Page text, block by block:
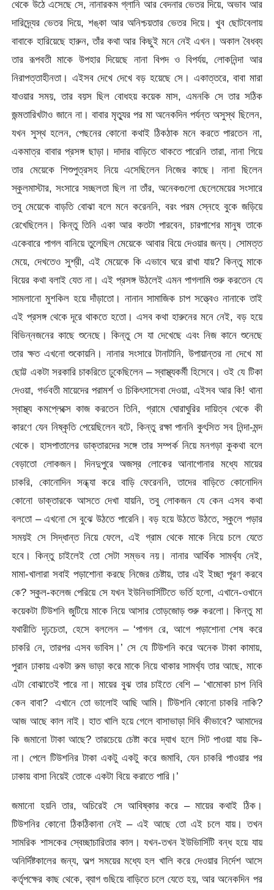
থেকে উঠে এসেছে সে, নানারকম গ্লানি আর বেদনার ভেতর দিয়ে, অভাব আর
দারিদ্রে্যর ভেতর দিয়ে, শঙ্কা আর অনিশ্চয়তার ভেতর দিয়ে। খুব ছোটবেলায়
বাবাকে হারিয়েছে হারুন, তাঁর কথা আর কিছুই মনে নেই এখন। অকাল বৈধব্য
তার রূপবতী মাকে উপহার দিয়েছে নানা বিপদ ও বিপর্যয়, লোকনিন্দা আর
নিরাপত্তাহীনতা। এইসব দেখে দেখে বড় হয়েছে সে। একাত্তরে, বাবা মারা
যাওয়ার সময়, তার বয়স ছিল বোধহয় কয়েক মাস, এমনকি সে তার সঠিক
জন্মতারিখটাও জানে না। বাবার মৃত্যুর পর মা অনেকদিন পর্যন্ত অসুস্থ ছিলেন,
যখন সুস্থ হলেন, পেছনের কোনো কথাই ঠিকঠাক মনে করতে পারতেন না,
একমাত্র বাবার প্রসঙ্গ ছাড়া। দাদার বাড়িতে থাকতে পারেনি তারা, নানা গিয়ে
তার মেয়েকে শিশুপুত্রসহ নিয়ে এসেছিলেন নিজের কাছে। নানা ছিলেন
স্কুলমাস্টার, সংসারে সচ্ছলতা ছিল না তাঁর, অনেকগুলো ছেলেমেয়ের সংসারে
তবু মেয়েকে বাড়তি বোঝা বলে মনে করেননি, বরং পরম স্নেহে বুকে জড়িয়ে
রেখেছিলেন। কিন্তু তিনি একা আর কতটা পারবেন, চারপাশের মানুষ তাকে
একেবারে পাগল বানিয়ে তুলেছিল মেয়েকে আবার বিয়ে দেওয়ার জন্য। সোমত্ত
মেয়ে, দেখতেও সুশ্রী, এই মেয়েকে কি এভাবে ঘরে রাখা যায়? কিন্তু মাকে
বিয়ের কথা বলাই যেত না। এই প্রসঙ্গ উঠলেই এমন পাগলামি শুরু করতেন যে
সামলানো মুশকিল হয়ে দাঁড়াতো। নানান সামাজিক চাপ সত্ত্বেও নানাকে তাই
এই প্রসঙ্গ থেকে দূরে থাকতে হতো। এসব কথা হারুনের মনে নেই, বড় হয়ে
বিভিন্নজনের কাছে শুনেছে। কিন্তু সে যা দেখেছে এবং নিজ কানে শুনেছে
তার ক্ষত এখনো শুকোয়নি। নানার সংসারে টানাটানি, উপায়ান্তর না দেখে মা
ছোট্ট একটা সরকারি চাকরিতে ঢুকেছিলেন – স্বাস্থ্যকর্মী হিসেবে। ওই যে টিকা
দেওয়া, গর্ভবতী মায়েদের পরামর্শ ও চিকিৎসাসেবা দেওয়া, এইসব আর কি! থানা
স্বাস্থ্য কমপ্লেক্সে কাজ করতেন তিনি, গ্রামে ঘোরাঘুরির দায়িত্ব থেকে কী
কারণে যেন নিষ্কৃতি পেয়েছিলেন বটে, কিন্তু রক্ষা পাননি কুৎসিত সব নিন্দা-মন্দ
থেকে। হাসপাতালের ডাক্তারদের সঙ্গে তার সম্পর্ক নিয়ে মনগড়া কুকথা বলে
বেড়াতো লোকজন। দিনদুপুরে অজস্র লোকের আনাগোনার মধ্যে মায়ের
চাকরি, কোনোদিন সন্ধ্যা করে বাড়ি ফেরেননি, তাদের বাড়িতে কোনোদিন
কোনো ডাক্তারকে আসতে দেখা যায়নি, তবু লোকজন যে কেন এসব কথা
বলতো – এখনো সে বুঝে উঠতে পারেনি। বড় হয়ে উঠতে উঠতে, স্কুলে পড়ার
সময়ই সে সিদ্ধান্ত নিয়ে ফেলে, এই গ্রাম থেকে মাকে নিয়ে চলে যেতে
হবে। কিন্তু চাইলেই তো সেটা সম্ভব নয়। নানার আর্থিক সামর্থ্য নেই,
মামা-খালারা সবাই পড়াশোনা করছে নিজের চেষ্টায়, তার এই ইচ্ছা পূরণ করবে
কে? স্কুল-কলেজ পেরিয়ে সে যখন ইউনিভার্সিটিতে ভর্তি হলো, এখানে-ওখানে
কয়েকটা টিউশনি জুটিয়ে মাকে নিয়ে আসার তোড়জোড় শুরু করলো। কিন্তু মা
যথারীতি দৃঢ়চেতা, হেসে বললেন – ‘পাগল রে, আগে পড়াশোনা শেষ করে
চাকরি নে, তারপর এসব ভাবিস।’ সে যে টিউশনি করে অনেক টাকা কামায়,
পুরান ঢাকায় একটা রুম ভাড়া করে মাকে নিয়ে থাকার সামর্থ্য তার আছে, মাকে
এটা বোঝাতেই পারে না। মায়ের বুঝ তার চাইতে বেশি – ‘খামোকা চাপ নিবি
কেন বাবা? এখানে তো ভালোই আছি আমি। টিউশনি কোনো চাকরি নাকি?
আজ আছে কাল নাই। হাত খালি হয়ে গেলে বাসাভাড়া দিবি কীভাবে? আমাদের
কি জমানো টাকা আছে? তারচেয়ে চেষ্টা করে দ্যাখ হলে সিট পাওয়া যায় কি-
না। পেলে টিউশনির টাকা একটু একটু করে জমাবি, যেন চাকরি পাওয়ার পর
ঢাকায় বাসা নিয়েই তোকে একটা বিয়ে করাতে পারি।’
জমানো হয়নি তার, অচিরেই সে আবিষ্কার করে – মায়ের কথাই ঠিক।
টিউশনির কোনো ঠিকঠিকানা নেই – এই আছে তো এই চলে যায়। তখন
সামরিক শাসকের স্বেচ্ছাচারিতার কাল। যখন-তখন ইউভিার্সিটি বন্ধ হয়ে যায়
অনির্দিষ্টকালের জন্য, অল্প সময়ের মধ্যে হল খালি করে দেওয়ার নির্দেশ আসে
কর্তৃপক্ষের কাছ থেকে, ব্যাগ গুছিয়ে বাড়িতে চলে যেতে হয়, আর অনেকদিন পর